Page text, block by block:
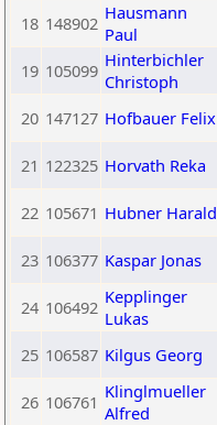
18 148902 Hausmann
Paul
19 105099 Hinterbichler
Christoph
20 147127 Hofbauer Felix
21 122325 Horvath Reka
22 105671 Hubner Harald
23 106377 Kaspar Jonas
24 106492 Kepplinger
Lukas
25 106587 Kilgus Georg
26 106761 Klinglmueller
Alfred